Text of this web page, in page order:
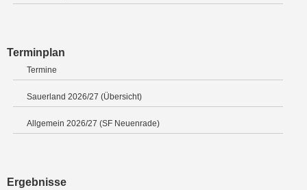
Terminplan
Termine
Sauerland 2026/27 (Übersicht)
Allgemein 2026/27 (SF Neuenrade)
Ergebnisse